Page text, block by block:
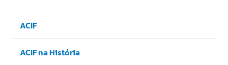
ACIF
ACIF na História